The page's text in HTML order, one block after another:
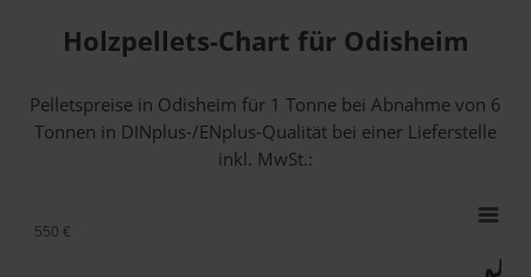
Holzpellets-Chart für Odisheim
Pelletspreise in Odisheim für 1 Tonne bei Abnahmevon 6
Tonnen in DINplus-/ENplus-Qualität bei einer Lieferstelle
inkl. MwSt.:
550 €